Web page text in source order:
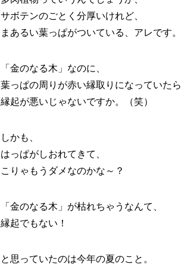
サボテンのごとく分厚いけれど、
まあるい葉っぱがついている、アレです。
「金のなる木」なのに、
葉っぱの周りが赤い縁取りになっていたら
縁起が悪いじゃないですか。（笑）
しかも、
はっぱがしおれてきて、
こりゃもうダメなのかな～？
「金のなる木」が枯れちゃうなんて、
縁起でもない！
と思っていたのは今年の夏のこと。